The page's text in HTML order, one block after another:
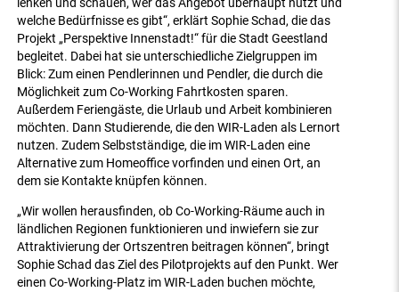
welche Bedürfnisse es gibt“, erklärt Sophie Schad, die das
Projekt „Perspektive Innenstadt!“ für die Stadt Geestland
begleitet. Dabei hat sie unterschiedliche Zielgruppen im
Blick: Zum einen Pendlerinnen und Pendler, die durch die
Möglichkeit zum Co-Working Fahrtkosten sparen.
Außerdem Feriengäste, die Urlaub und Arbeit kombinieren
möchten. Dann Studierende, die den WIR-Laden als Lernort
nutzen. Zudem Selbstständige, die im WIR-Laden eine
Alternative zum Homeoffice vorfinden und einen Ort, an
dem sie Kontakte knüpfen können.
„Wir wollen herausfinden, ob Co-Working-Räume auch in
ländlichen Regionen funktionieren und inwiefern sie zur
Attraktivierung der Ortszentren beitragen können“, bringt
Sophie Schad das Ziel des Pilotprojekts auf den Punkt. Wer
einen Co-Working-Platz im WIR-Laden buchen möchte,